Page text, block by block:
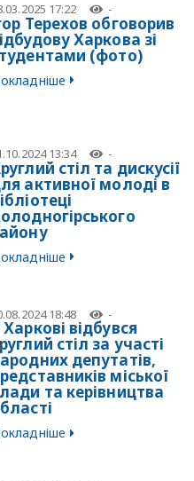
17:22 -
Терехов обговорив
Харкова зі
(фото)
13:34 -
стіл та дискусії
активної молоді в
18:48 -
відбувся
стіл за участі
депутатів,
міської
та керівництва